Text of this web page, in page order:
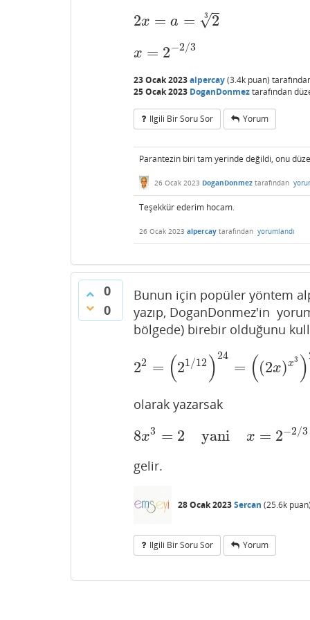
2x = a = 2
–
√
3
2x =a =23
x = 2−2/3
x=2 −2/3
23 Ocak 2023alpercay(3.4k puan)
25 Ocak 2023 DoganDonmeztarafından
Ilgili Bir Soru Sor Yorum
Parantezin biri tam yerinde değildi, onu
26 Ocak 2023 DoganDonmez tarafından
Teşekkür ederim hocam.
26 Ocak 2023 alpercay tarafından yorumlandı
0
0
Bunun için popüler yöntem
yazıp, DoganDonmez'in
bölgede) birebir olduğunu
22 = (21/12 )24
= ((2x)x3 )
2 2=(21 /12 24= (( 2x)x3)24=
olarak yazarsak
8x3 = 2 yani x = 2−2/3
8x3 =2 yani x= 2−2 /3
gelir.
28 Ocak 2023Sercan (25.6k puan)
Ilgili Bir Soru Sor Yorum